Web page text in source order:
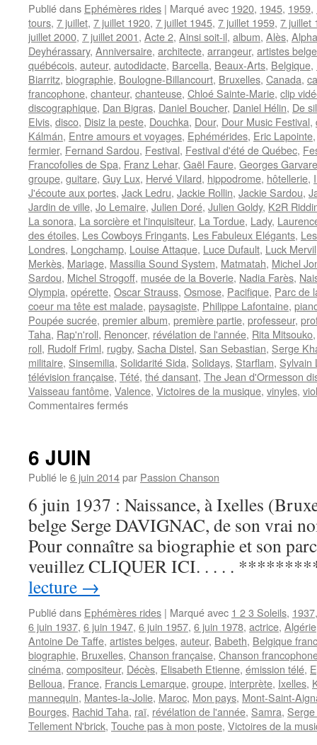
Publié dans Ephémères rides | Marqué avec 1920, 1945, 1959,
tours, 7 juillet, 7 juillet 1920, 7 juillet 1945, 7 juillet 1959, 7 juillet
juillet 2000, 7 juillet 2001, Acte 2, Ainsi soit-il, album, Alès,
Deyhérassary, Anniversaire, architecte, arrangeur, artistes
québécois, auteur, autodidacte, Barcella, Beaux-Arts, Belgique,
Biarritz, biographie, Boulogne-Billancourt, Bruxelles, Canada,
francophone, chanteur, chanteuse, Chloé Sainte-Marie, clip
discographique, Dan Bigras, Daniel Boucher, Daniel Hélin, De
Elvis, disco, Disiz la peste, Douchka, Dour, Dour Music Festival,
Kálmán, Entre amours et voyages, Ephémérides, Eric Lapointe
fermier, Fernand Sardou, Festival, Festival d'été de Québec,
Francofolies de Spa, Franz Lehar, Gaël Faure, Georges
groupe, guitare, Guy Lux, Hervé Vilard, hippodrome, hôtellerie,
J'écoute aux portes, Jack Ledru, Jackie Rollin, Jackie Sardou,
Jardin de ville, Jo Lemaire, Julien Doré, Julien Goldy, K2R
La sonora, La sorcière et l'inquisiteur, La Tordue, Lady,
des étoiles, Les Cowboys Fringants, Les Fabuleux Elégants,
Londres, Longchamp, Louise Attaque, Luce Dufault, Luck Mervil
Merkès, Mariage, Massilia Sound System, Matmatah, Michel
Sardou, Michel Strogoff, musée de la Boverie, Nadia Farès,
Olympia, opérette, Oscar Strauss, Osmose, Pacifique, Parc de
coeur ma tête est malade, paysagiste, Philippe Lafontaine,
Poupée sucrée, premier album, première partie, professeur,
Taha, Rap'n'roll, Renoncer, révélation de l'année, Rita Mitsouko
roll, Rudolf Friml, rugby, Sacha Distel, San Sebastian, Serge
militaire, Sinsemilia, Solidarité Sida, Solidays, Starflam, Sylvain
télévision française, Tété, thé dansant, The Jean d'Ormesson
Vaisseau fantôme, Valence, Victoires de la musique, vinyles,
Commentaires ferméssur
6 JUIN
Publié le6 juin 2014par Passion Chanson
6 juin 1937 : Naissance, à Ixelles
belge Serge DAVIGNAC, de son vrai
Pour connaître sa biographie et son
veuillez CLIQUER ICI. . . . .
lecture →
Publié dans Ephémères rides | Marqué avec 1 2 3 Soleils, 1937
6 juin 1937, 6 juin 1947, 6 juin 1957, 6 juin 1978, actrice, Algérie
Antoine De Taffe, artistes belges, auteur, Babeth, Belgique
biographie, Bruxelles, Chanson française, Chanson
cinéma, compositeur, Décès, Elisabeth Etienne, émission télé,
Belloua, France, Francis Lemarque, groupe, interprète, Ixelles,
mannequin, Mantes-la-Jolie, Maroc, Mon pays, Mont-Saint-
Bourges, Rachid Taha, raï, révélation de l'année, Samra,
Tellement N'brick, Touche pas à mon poste, Victoires de la